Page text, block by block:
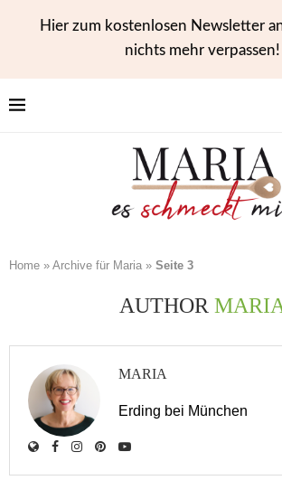
Hier zum kostenlosen Newsletter
nichts mehr verpassen!
Home » Archive für Maria » Seite 3
AUTHOR
MARIA
Erding bei München